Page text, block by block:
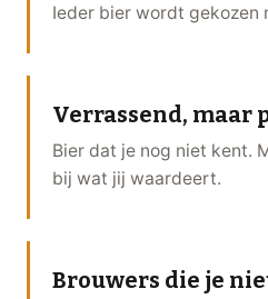
Ieder bier wordt gekozen
Verrassend, maar
Bier dat je nog niet kent.
bij wat jij waardeert.
Brouwers die je